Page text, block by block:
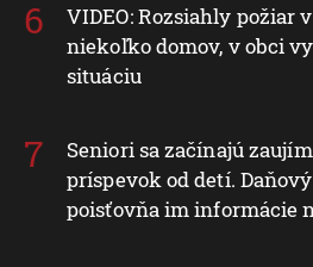
VIDEO: Rozsiahly požiar
niekoľko domov, v obci
situáciu
Seniori sa začínajú
príspevok od detí.
poisťovňa im informácie